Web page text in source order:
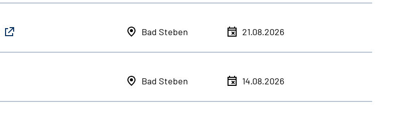
Bad Steben 21.08.2026
Bad Steben 14.08.2026